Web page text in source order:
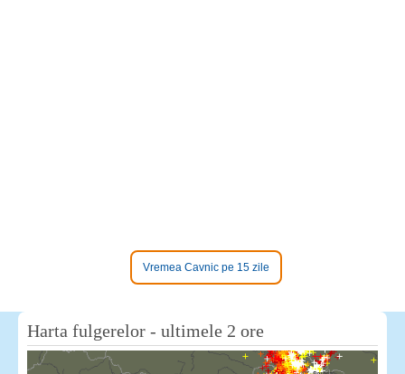
Vremea Cavnic pe 15 zile
Harta fulgerelor - ultimele 2 ore